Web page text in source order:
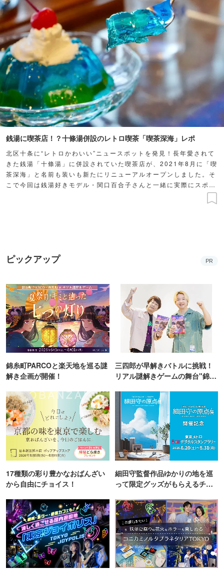
銭湯に喫茶店！？十條湯併設のレトロ喫茶「喫茶深海」レポ
北区十条に“レトロかわいい”ニュースポットを発見！長年愛されて
きた銭湯「十條湯」に併設されていた喫茶店が、2021年8月に「喫
茶深海」と名前も装いも新たにリニューアルオープンしました。そ
こで今回は銭湯好きモデル・関口百合子さんと一緒に実際にスポッ
トを訪問。銭湯フロアも含め、魅力や新しくなったポイントをご紹
介します！※本記事は2021年に制作した記事を基に、価格等を最新
ピックアップ PR
錦糸町PARCOと楽天地を巡る謎
解き企画が開催！
三四郎が早解きバトルに挑戦！
リアル謎解きゲームの舞台"錦糸
17種類の彩り豊かなおばんざい
から自由にチョイス！
細田守監督作品ゆかりの地を巡
って限定グッズがもらえるチャ